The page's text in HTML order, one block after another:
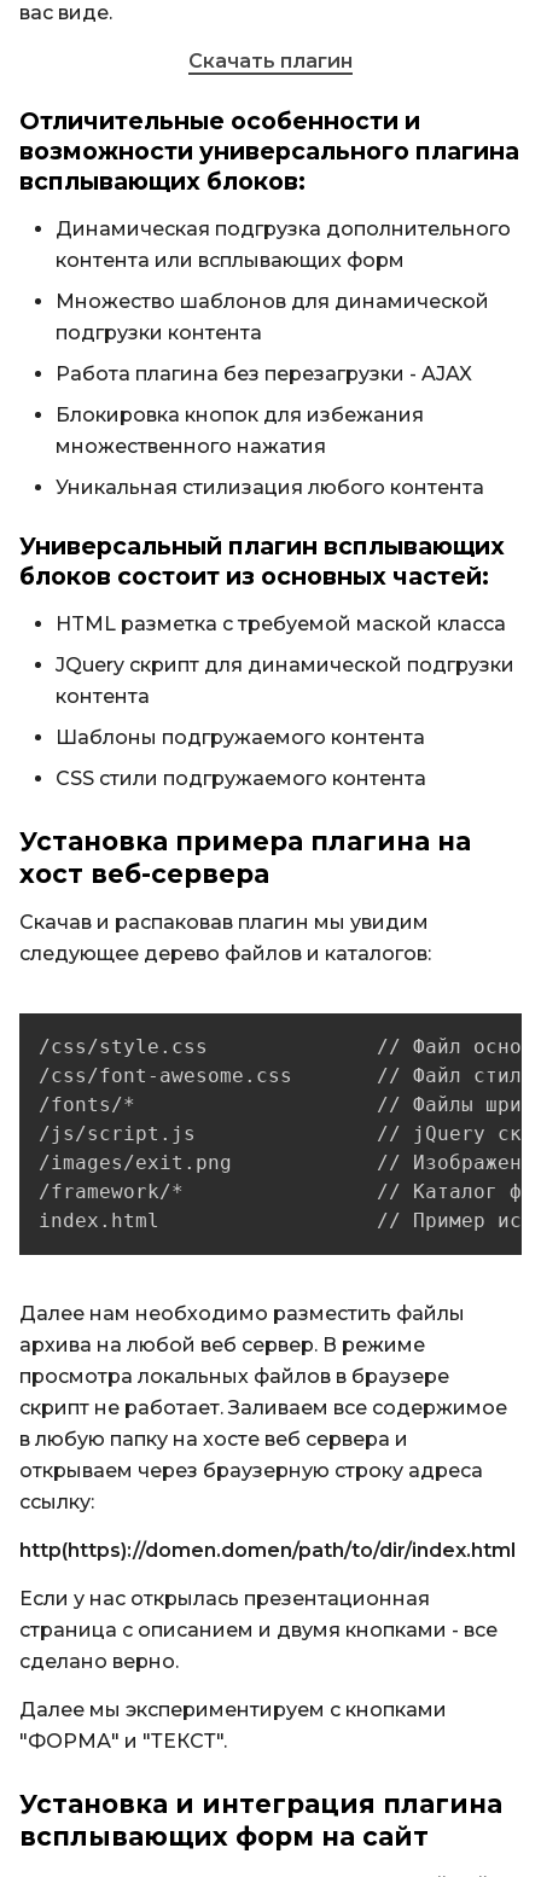
вас виде.
Скачать плагин
Отличительные особенности и
возможности универсального плагина
всплывающих блоков:
Динамическая подгрузка дополнительного
контента или всплывающих форм
Множество шаблонов для динамической
подгрузки контента
Работа плагина без перезагрузки - AJAX
Блокировка кнопок для избежания
множественного нажатия
Уникальная стилизация любого контента
Универсальный плагин всплывающих
блоков состоит из основных частей:
HTML разметка с требуемой маской класса
JQuery скрипт для динамической подгрузки
контента
Шаблоны подгружаемого контента
CSS стили подгружаемого контента
Установка примера плагина на
хост веб-сервера
Скачав и распаковав плагин мы увидим
следующее дерево файлов и каталогов:
/css/style.css              // Файл
/css/font-awesome.css       // Файл стилей
/fonts/*                    // Файлы
/js/script.js               // jQuery скрипт
/images/exit.png            // Изображение
/framework/*                // Каталог
index.html                  // Пример
Далее нам необходимо разместить файлы
архива на любой веб сервер. В режиме
просмотра локальных файлов в браузере
скрипт не работает. Заливаем все содержимое
в любую папку на хосте веб сервера и
открываем через браузерную строку адреса
ссылку:
http(https)://domen.domen/path/to/dir/index.html
Если у нас открылась презентационная
страница с описанием и двумя кнопками - все
сделано верно.
Далее мы экспериментируем с кнопками
"ФОРМА" и "ТЕКСТ".
Установка и интеграция плагина
всплывающих форм на сайт